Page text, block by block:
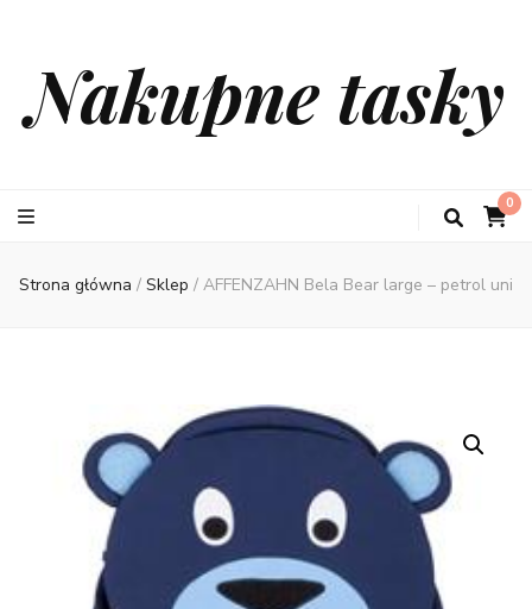
Nakupne tasky
0
Strona główna / Sklep / AFFENZAHN Bela Bear large – petrol uni